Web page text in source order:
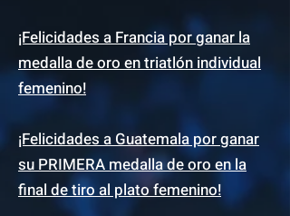
¡Felicidades a Francia por ganar la
medalla de oro en triatlón individual
femenino!
¡Felicidades a Guatemala por ganar
su PRIMERA medalla de oro en la
final de tiro al plato femenino!